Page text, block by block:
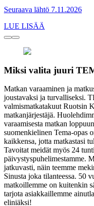
Seuraava lähtö 7.11.2026
LUE LISÄÄ
Miksi valita juuri
Matkan varaaminen ja
joustavaksi ja turvalliseksi.
valmismatkatakuut Ruotsin
matkanjärjestäjä.
varaamisesta matkan
suomenkielinen Tema-opas
kaikkensa, jotta matkastasi
Tavoitat meidät myös 24
päivystyspuhelimestamme.
jatkuvasti, näin teemme
Sinusta joka tilanteessa. 50
matkoillemme on kuitenkin
tarjota asiakkaillemme
eliniäksi!